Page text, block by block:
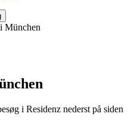
München
i Residenz nederst på siden